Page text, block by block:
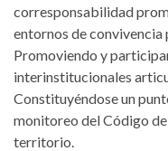
corresponsabilidad
entornos de convivencia
Promoviendo y
interinstitucionales
Constituyéndose un
monitoreo del Código
territorio.